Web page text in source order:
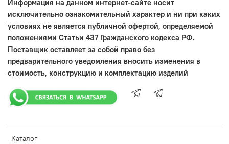
Каталог
Информация на данном интернет-сайте носит
исключительно ознакомительный характер и ни при каких
условиях не является публичной офертой, определяемой
положениями Статьи 437 Гражданского кодекса РФ.
Поставщик оставляет за собой право без
предварительного уведомления вносить изменения в
стоимость, конструкцию и комплектацию изделий